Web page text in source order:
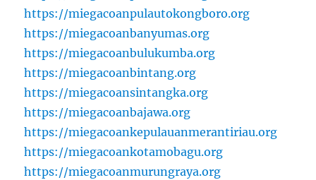
https://miegacoanpulautokongboro.org
https://miegacoanbanyumas.org
https://miegacoanbulukumba.org
https://miegacoanbintang.org
https://miegacoansintangka.org
https://miegacoanbajawa.org
https://miegacoankepulauanmerantiriau.org
https://miegacoankotamobagu.org
https://miegacoanmurungraya.org